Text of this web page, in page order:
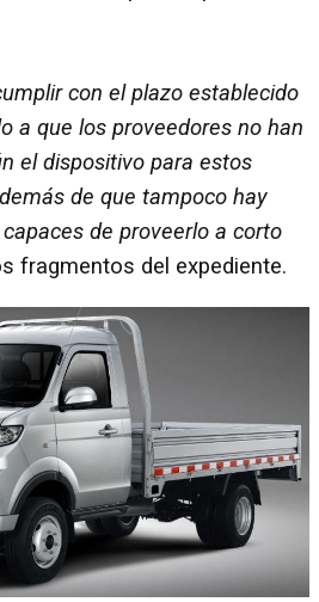
con el plazo establecido
a que los proveedores no han
el dispositivo para estos
de que tampoco hay
de proveerlo a corto
fragmentos del expediente.